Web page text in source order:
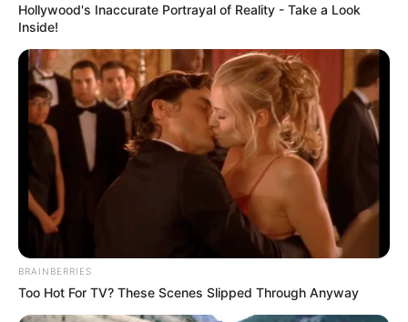
Magyar Péter ma hatalmasat robbantott: “Abban a
megtiszteltetésben volt részem, hogy nyílt levelet
kaptam az angol királynál négyszer gazdagabb
Mészáros Lőrinctől, az Index című propaganda lap
Hollywood's Inaccurate Portrayal of Reality - Take a Look
Inside!
BRAINBERRIES
Too Hot For TV? These Scenes Slipped Through Anyway